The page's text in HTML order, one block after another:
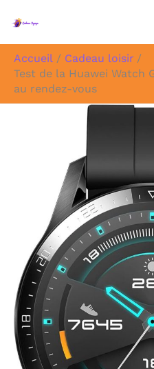
Accueil
Cadeau loisir
Test de la Huawei Watch
au rendez-vous